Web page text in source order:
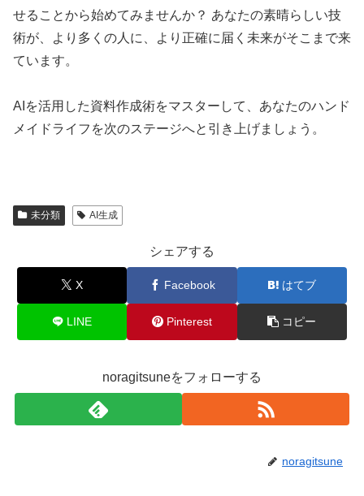
せることから始めてみませんか？ あなたの素晴らしい技
術が、より多くの人に、より正確に届く未来がそこまで来
ています。
AIを活用した資料作成術をマスターして、あなたのハンド
メイドライフを次のステージへと引き上げましょう。
未分類 AI生成
シェアする
X Facebook はてブ
LINE Pinterest コピー
noragitsuneをフォローする
noragitsune